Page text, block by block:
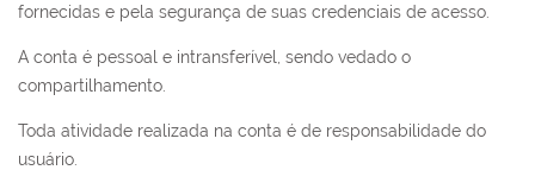
fornecidas e pela segurança de suas credenciais de acesso.
A conta é pessoal e intransferível, sendo vedado o
compartilhamento.
Toda atividade realizada na conta é de responsabilidade do
usuário.